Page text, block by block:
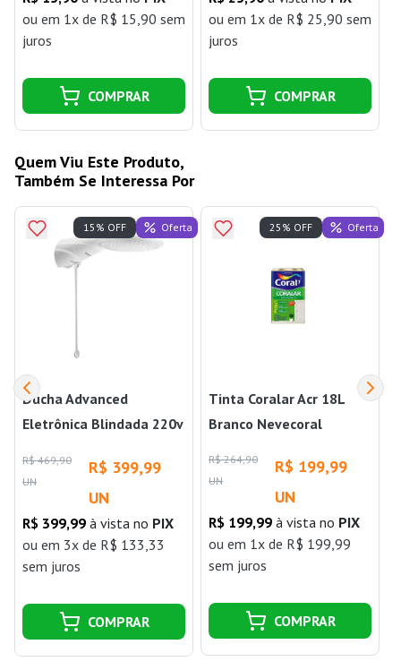
ou em 1x de R$ 15,90 sem
juros
COMPRAR
ou em 1x de R$ 25,90 sem
juros
COMPRAR
Quem Viu Este Produto,
Também Se Interessa Por
Ducha Advanced
Eletrônica Blindada 220v
R$ 469,90
UN
R$ 399,99
UN
R$ 399,99 à vista no PIX
ou em 3x de R$ 133,33
sem juros
15% OFF Oferta
COMPRAR
Tinta Coralar Acr 18L
Branco Nevecoral
R$ 264,90
UN
R$ 199,99
UN
R$ 199,99 à vista no PIX
ou em 1x de R$ 199,99
sem juros
25% OFF Oferta
COMPRAR